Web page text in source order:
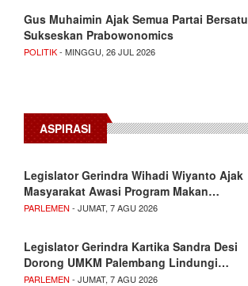
Gus Muhaimin Ajak Semua Partai Bersatu
Sukseskan Prabowonomics
POLITIK- MINGGU, 26 JUL 2026
ASPIRASI
Legislator Gerindra Wihadi Wiyanto Ajak
Masyarakat Awasi Program Makan…
PARLEMEN - JUMAT, 7 AGU 2026
Legislator Gerindra Kartika Sandra Desi
Dorong UMKM Palembang Lindungi…
PARLEMEN - JUMAT, 7 AGU 2026